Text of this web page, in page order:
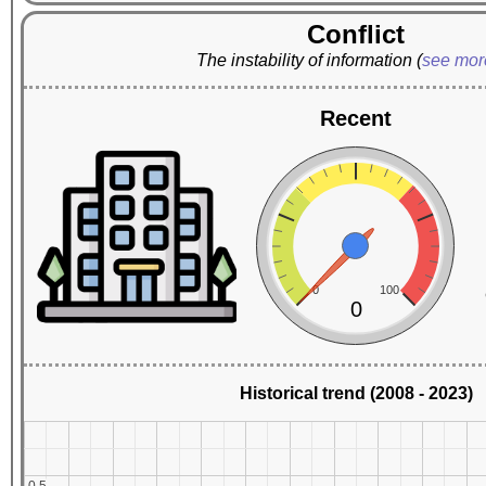
Conflict
The instability of information (see
Recent
0 100
0
Historical trend (2008 - 2023)